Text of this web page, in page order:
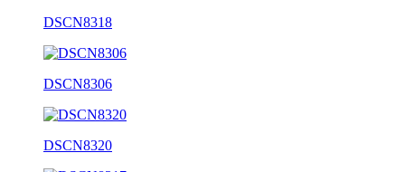
DSCN8318
DSCN8306
DSCN8320